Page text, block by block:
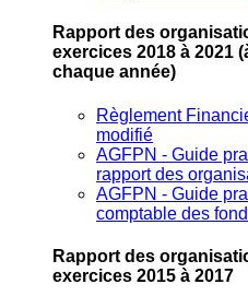
Rapport des
exercices 2018 à 2021
chaque année)
Règlement
modifié
AGFPN ‐ Guide
rapport des
AGFPN ‐ Guide
comptable des
Rapport des
exercices 2015 à 2017